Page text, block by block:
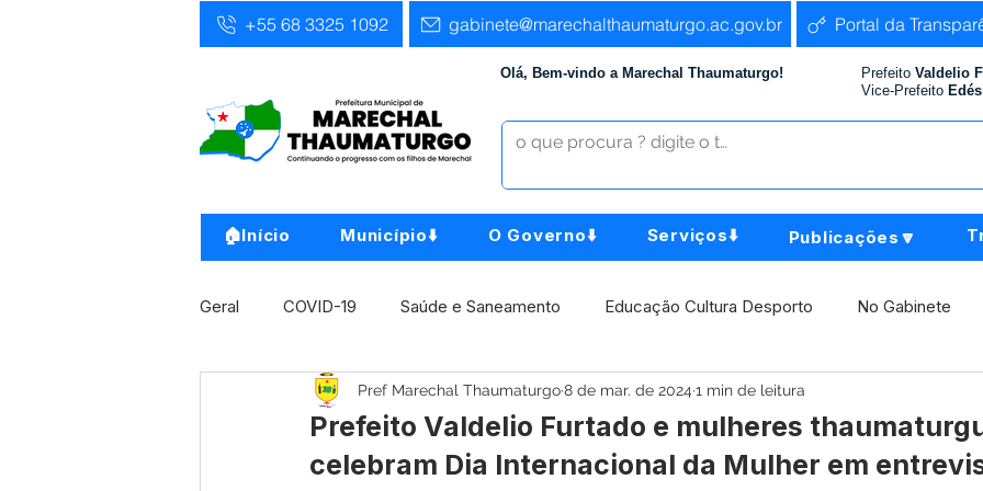
+55 68 3325 1092 gabinete@marechalthaumaturgo.ac.gov.br Portal da
Olá, Bem-vindo a Marechal Thaumaturgo! Prefeito Valdelio
Vice-Prefeito
🏠Início Município⬇️ O Governo⬇️ Serviços⬇️ Publicações🔽
Geral COVID-19 Saúde e Saneamento Educação Cultura Desporto No Gabinete
Infra, Obra e Transporte Assistência Social Comunidade Agricultura e Produção
Concursos Comunicado Institucional e Governo Políticas Públicas
Prefeito Valdelio Furtado e mulheres
celebram Dia Internacional da Mulher em
Pref Marechal Thaumaturgo8 de mar. de 2024 1 min de leitura